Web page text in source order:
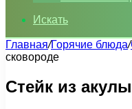
Искать
Главная/Горячие блюда/
сковороде
Стейк из